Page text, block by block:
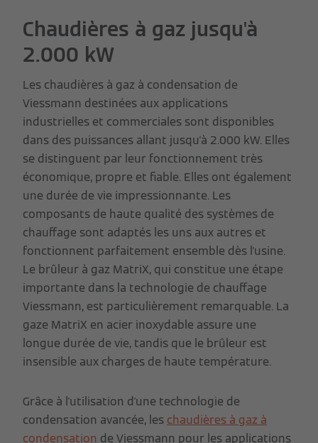
Chaudières à gaz jusqu'à
2.000 kW
Les chaudières à gaz à condensation de
Viessmann destinées aux applications
industrielles et commerciales sont disponibles
dans des puissances allant jusqu'à 2.000 kW. Elles
se distinguent par leur fonctionnement très
économique, propre et fiable. Elles ont également
une durée de vie impressionnante. Les
composants de haute qualité des systèmes de
chauffage sont adaptés les uns aux autres et
fonctionnent parfaitement ensemble dès l'usine.
Le brûleur à gaz MatriX, qui constitue une étape
importante dans la technologie de chauffage
Viessmann, est particulièrement remarquable. La
gaze MatriX en acier inoxydable assure une
longue durée de vie, tandis que le brûleur est
insensible aux charges de haute température.
Grâce à l'utilisation d'une technologie de
condensation avancée, les chaudières à gaz à
condensation de Viessmann pour les applications